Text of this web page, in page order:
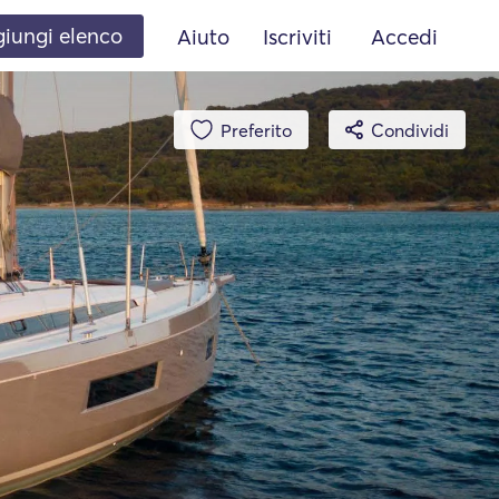
elenco Aiuto Iscriviti Accedi
Preferito Condividi